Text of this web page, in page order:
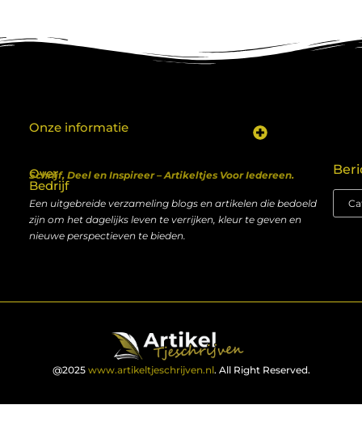
Over
Bedrijf
Schrijf, Deel en Inspireer – Artikeltjes Voor Iedereen.
Een uitgebreide verzameling blogs en artikelen die bedoeld
zijn om het dagelijks leven te verrijken, kleur te geven en
nieuwe perspectieven te bieden.
Onze informatie
@2025 www.artikeltjeschrijven.nl. All Right Reserved.